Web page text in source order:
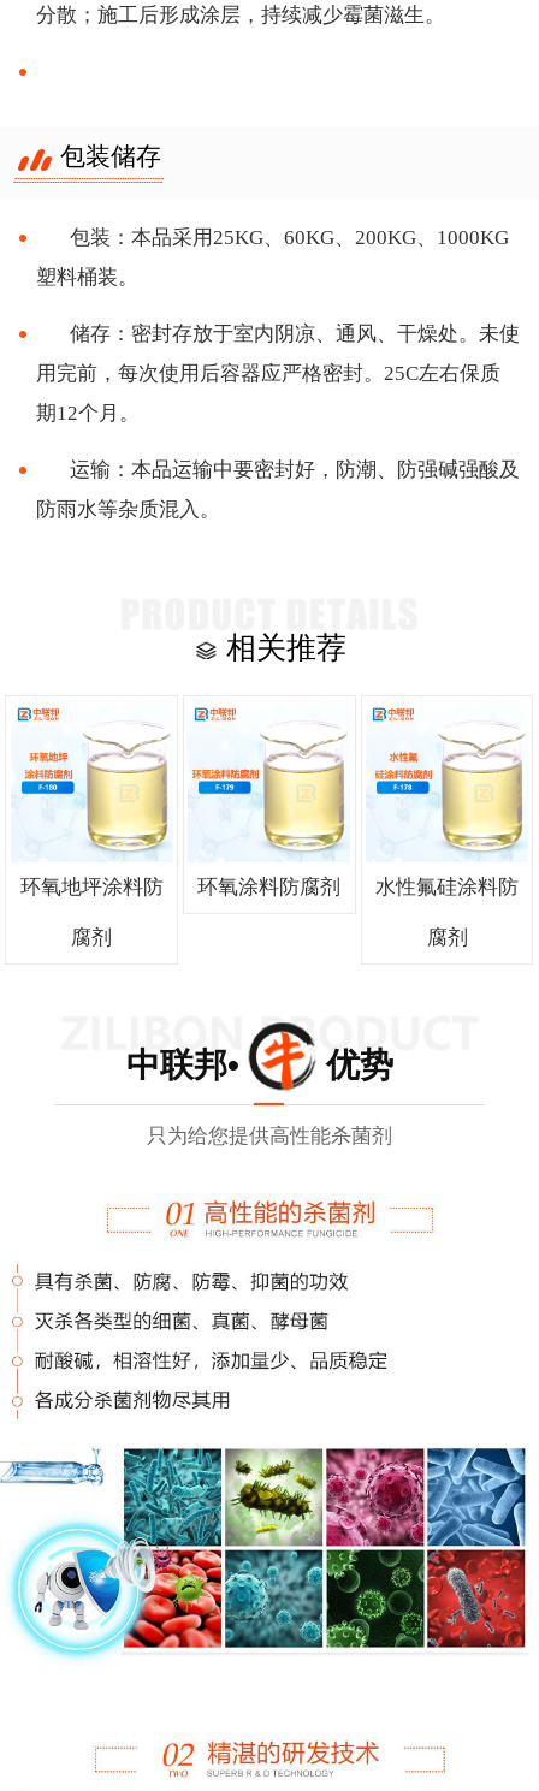
分散；施工后形成涂层，持续减少霉菌滋生。
包装储存
包装：本品采用 25KG、60KG、200KG、1000KG
塑料桶装。
储存：密封存放于室内阴凉、通风、干燥处。未使
用完前，每次使用后容器应严格密封。 25C左右保质
期12个月。
运输：本品运输中要密封好，防潮、防强碱强酸及
防雨水等杂质混入。
相关推荐
环氧地坪涂料防
腐剂
环氧涂料防腐剂 水性氟硅涂料防
腐剂
中联邦• 优势
只为给您提供高性能杀菌剂